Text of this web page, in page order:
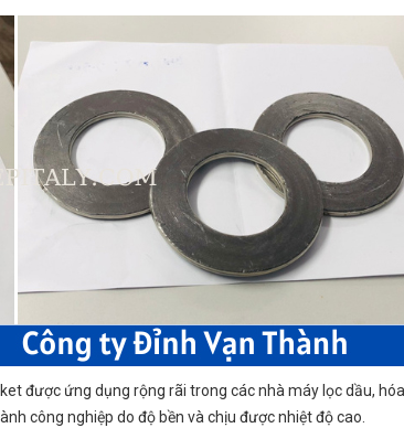
được ứng dụng rộng rãi trong các nhà máy lọc dầu, hóa
công nghiệp do độ bền và chịu được nhiệt độ cao.